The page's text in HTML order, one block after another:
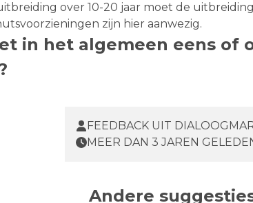
over 10-20 jaar moet de
zijn hier aanwezig.
in het algemeen eens of
FEEDBACK UIT
MEER DAN 3 JAREN
Andere